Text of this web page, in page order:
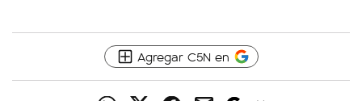
Agregar C5N en